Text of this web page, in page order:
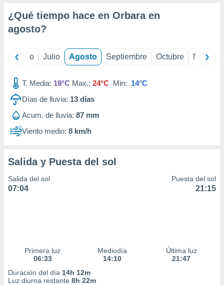
1199
¿Qué tiempo hace en Orbara en
agosto?
Junio Julio Agosto Septiembre Octubre
T. Media: 19°C Max.: 24°C Min: 14°C
Días de lluvia: 13 días
Acum. de lluvia: 87 mm
Viento medio: 8 km/h
Salida y Puesta del sol
Salida del sol
07:04
Puesta del sol
21:15
Primera luz
06:33
Mediodía
14:10
Última luz
21:47
Duración del día 14h 12m
Luz diurna restante 8h 22m